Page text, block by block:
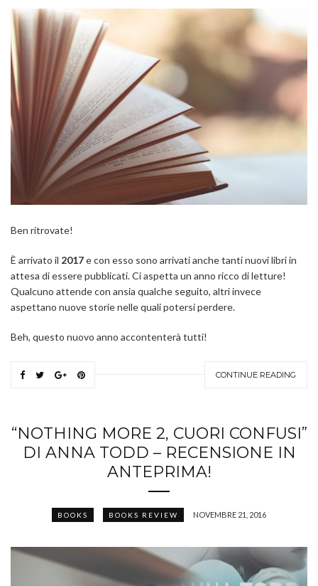
Ben ritrovate!
È arrivato il 2017e con esso sono arrivati anche tanti nuovi libri in
attesa di essere pubblicati. Ci aspetta un anno ricco di letture!
Qualcuno attende con ansia qualche seguito, altri invece
aspettano nuove storie nelle quali potersi perdere.
Beh, questo nuovo anno accontenterà tutti!
CONTINUE READING
“NOTHING MORE 2, CUORI CONFUSI”
DI ANNA TODD – RECENSIONE IN
ANTEPRIMA!
BOOKS BOOKS REVIEW NOVEMBRE 21, 2016